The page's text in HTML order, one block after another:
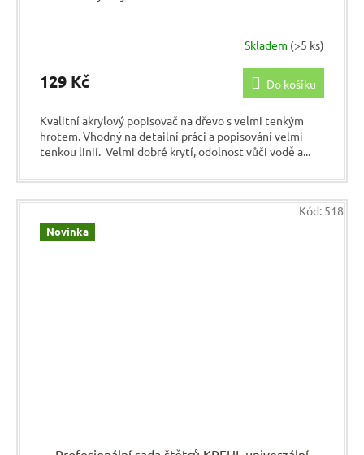
Skladem (>5 ks)
129 Kč Do košíku
Kvalitní akrylový popisovač na dřevo s velmi tenkým
hrotem. Vhodný na detailní práci a popisování velmi
tenkou linií. Velmi dobré krytí, odolnost vůči vodě a...
Novinka
Kód: 518